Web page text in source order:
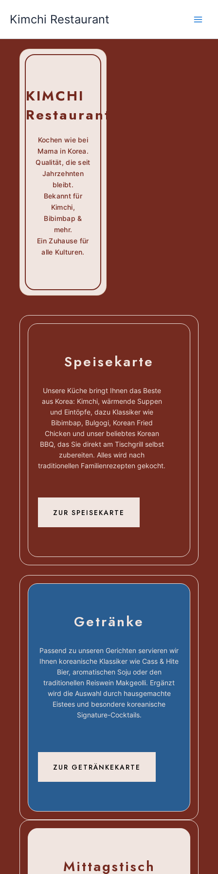
InhaltKimchi Restaurant
KIMCHI
Restaurant
Kochen wie bei
Mama in Korea.
Qualität, die seit
Jahrzehnten
bleibt.
Bekannt für
Kimchi,
Bibimbap &
mehr.
Ein Zuhause für
alle Kulturen.
Speisekarte
Unsere Küche bringt Ihnen das Beste
aus Korea: Kimchi, wärmende Suppen
und Eintöpfe, dazu Klassiker wie
Bibimbap, Bulgogi, Korean Fried
Chicken und unser beliebtes Korean
BBQ, das Sie direkt am Tischgrill selbst
zubereiten. Alles wird nach
traditionellen Familienrezepten gekocht.
ZUR SPEISEKARTE
Getränke
Passend zu unseren Gerichten servieren wir
Ihnen koreanische Klassiker wie Cass & Hite
Bier, aromatischen Soju oder den
traditionellen Reiswein Makgeolli. Ergänzt
wird die Auswahl durch hausgemachte
Eistees und besondere koreanische
Signature-Cocktails.
ZUR GETRÄNKEKARTE
Mittagstisch